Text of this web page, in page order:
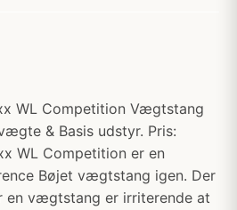
WL Competition Vægtstang
& Basis udstyr. Pris:
WL Competition er en
Bøjet vægtstang igen. Der
en vægtstang er irriterende at